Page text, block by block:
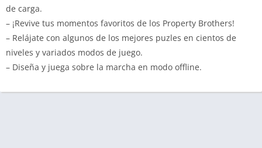
de carga.
– ¡Revive tus momentos favoritos de los Property Brothers!
– Relájate con algunos de los mejores puzles en cientos de
niveles y variados modos de juego.
– Diseña y juega sobre la marcha en modo offline.